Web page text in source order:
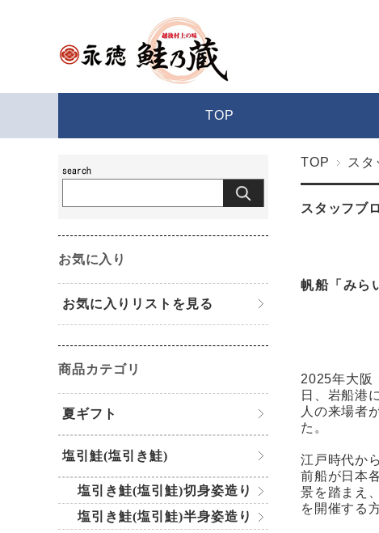
TOP
TOP スタ
スタッフブ
帆船「みら
2025年大阪
日、岩船港
人の来場者
た。
江戸時代か
前船が日本
景を踏まえ
を開催する
お気に入り
お気に入りリストを見る
商品カテゴリ
夏ギフト
塩引鮭(塩引き鮭)
塩引き鮭(塩引鮭)切身姿造り
塩引き鮭(塩引鮭)半身姿造り